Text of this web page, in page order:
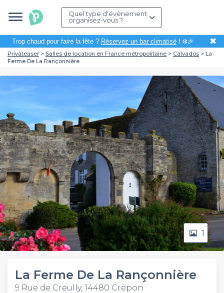
Quel type d'évènement
organisez-vous ?
Trop chaud pour faire la fête ? Réservez un bar climatisé! ❄️🎉 ✖
Privateaser Salles de location en France métropolitaine Calvados
La
Ferme De La Rançonnière
1
La Ferme De La Rançonnière
9 Rue de Creully, 14480 Crépon